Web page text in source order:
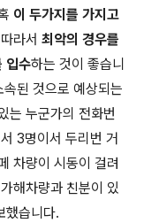
이 두가지를 가지고
라서 최악의 경우를
입수하는 것이 좋습니
된 것으로 예상되는
는 누군가의 전화번
3명이서 두리번 거
차량이 시동이 걸려
해차량과 친분이 있
했습니다.